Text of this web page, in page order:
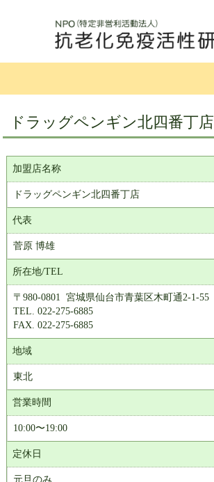
ドラッグペンギン北四番丁店
加盟店名称
ドラッグペンギン北四番丁店
代表
菅原 博雄
所在地/TEL
〒980-0801 宮城県仙台市青葉区木町通2-1-55
TEL. 022-275-6885
FAX. 022-275-6885
地域
東北
営業時間
10:00〜19:00
定休日
元旦のみ